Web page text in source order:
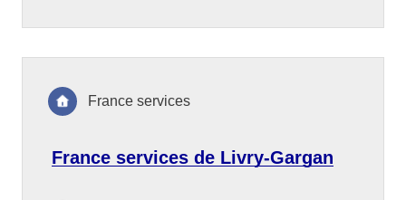
France services de Livry-Gargan
France services